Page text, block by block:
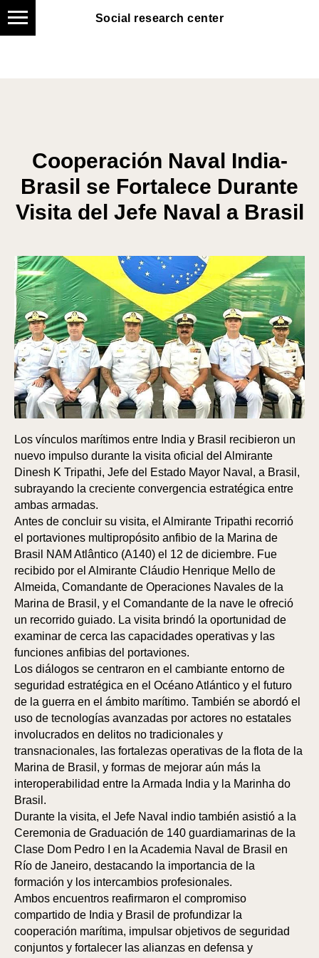
Social research center
Social research center
Cooperación Naval India-
Brasil se Fortalece Durante
Visita del Jefe Naval a Brasil
Los vínculos marítimos entre India y Brasil recibieron un
nuevo impulso durante la visita oficial del Almirante
Dinesh K Tripathi, Jefe del Estado Mayor Naval, a Brasil,
subrayando la creciente convergencia estratégica entre
ambas armadas.
Antes de concluir su visita, el Almirante Tripathi recorrió
el portaviones multipropósito anfibio de la Marina de
Brasil NAM Atlântico (A140) el 12 de diciembre. Fue
recibido por el Almirante Cláudio Henrique Mello de
Almeida, Comandante de Operaciones Navales de la
Marina de Brasil, y el Comandante de la nave le ofreció
un recorrido guiado. La visita brindó la oportunidad de
examinar de cerca las capacidades operativas y las
funciones anfibias del portaviones.
Los diálogos se centraron en el cambiante entorno de
seguridad estratégica en el Océano Atlántico y el futuro
de la guerra en el ámbito marítimo. También se abordó el
uso de tecnologías avanzadas por actores no estatales
involucrados en delitos no tradicionales y
transnacionales, las fortalezas operativas de la flota de la
Marina de Brasil, y formas de mejorar aún más la
interoperabilidad entre la Armada India y la Marinha do
Brasil.
Durante la visita, el Jefe Naval indio también asistió a la
Ceremonia de Graduación de 140 guardiamarinas de la
Clase Dom Pedro I en la Academia Naval de Brasil en
Río de Janeiro, destacando la importancia de la
formación y los intercambios profesionales.
Ambos encuentros reafirmaron el compromiso
compartido de India y Brasil de profundizar la
cooperación marítima, impulsar objetivos de seguridad
conjuntos y fortalecer las alianzas en defensa y